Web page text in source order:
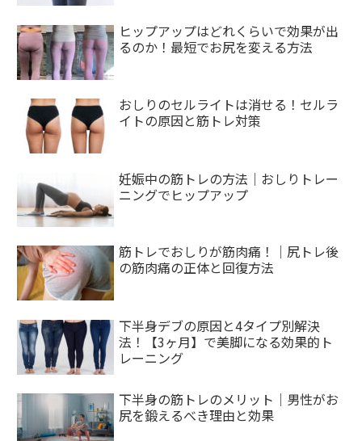
ヒップアップはどれくらいで効果が出
るのか！最短でお尻を変える方法
おしりのセルライトは消せる！セルラ
イトの原因と筋トレ対策
妊娠中の筋トレの方法｜おしりトレー
ニングでヒップアップ
筋トレでおしりが筋肉痛！｜尻トレ後
の筋肉痛の正体と回復方法
下半身デブの原因と4タイプ別解決
法！【3ヶ月】で美脚になる効果的ト
レーニング
下半身の筋トレのメリット｜男性がお
尻を鍛えるべき理由と効果